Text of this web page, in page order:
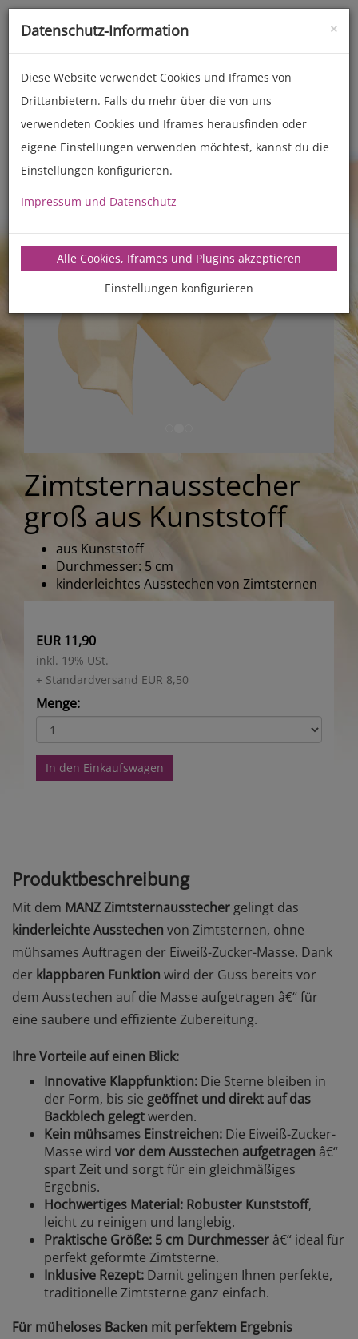
Toggle
Previous Next
Zimtsternausstecher
groß aus Kunststoff
aus Kunststoff
Durchmesser: 5 cm
kinderleichtes Ausstechen von Zimtsternen
EUR 11,90
inkl. 19% USt.
+ Standardversand EUR 8,50
Menge:
In den Einkaufswagen
Produktbeschreibung
Mit dem MANZ Zimtsternausstecher gelingt das
kinderleichte Ausstechen von Zimtsternen, ohne
mühsames Auftragen der Eiweiß-Zucker-Masse. Dank
der klappbaren Funktion wird der Guss bereits vor
dem Ausstechen auf die Masse aufgetragen â€“ für
eine saubere und effiziente Zubereitung.
Ihre Vorteile auf einen Blick:
Innovative Klappfunktion: Die Sterne bleiben in
der Form, bis sie geöffnet und direkt auf das
Backblech gelegtwerden.
Kein mühsames Einstreichen: Die Eiweiß-Zucker-
Masse wird vor dem Ausstechen aufgetragen â€“
spart Zeit und sorgt für ein gleichmäßiges
Ergebnis.
Hochwertiges Material: Robuster Kunststoff,
leicht zu reinigen und langlebig.
Praktische Größe: 5 cm Durchmesserâ€“ ideal für
perfekt geformte Zimtsterne.
Inklusive Rezept: Damit gelingen Ihnen perfekte,
traditionelle Zimtsterne ganz einfach.
Für müheloses Backen mit perfektem Ergebnis
×
Datenschutz-Information
Diese Website verwendet Cookies und Iframes von
Drittanbietern. Falls du mehr über die von uns
verwendeten Cookies und Iframes herausfinden oder
eigene Einstellungen verwenden möchtest, kannst du die
Einstellungen konfigurieren.
Impressum und Datenschutz
Alle Cookies, Iframes und Plugins akzeptieren
Einstellungen konfigurieren